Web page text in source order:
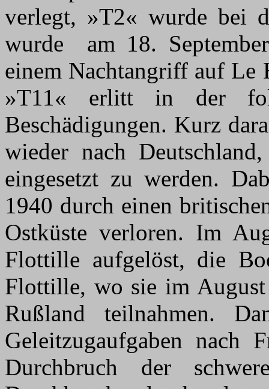
verlegt, »T2« wurde bei
wurde am 18.
einem Nachtangriff auf Le
»T11« erlitt in der
Beschädigungen. Kurz
wieder nach
eingesetzt zu werden.
1940 durch einen
Ostküste verloren. Im
Flottille aufgelöst, die
Flottille, wo sie im August
Rußland teilnahmen.
Geleitzugaufgaben nach
Durchbruch der